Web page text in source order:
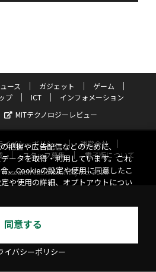
ース ガジェット
ゲーム
プ ICT
インフォメーション
MITテクノロジーレビュー
イバシーポリシー
運営会社
スタッフ募集
電子版について
Research Laboratories, Inc. 2026
把握や広告配信などのために、
ータを取得・利用しています。これ
、Cookieの設定や使用に同意したこ
や使用の詳細、オプトアウトについ
同意する
イバシーポリシー